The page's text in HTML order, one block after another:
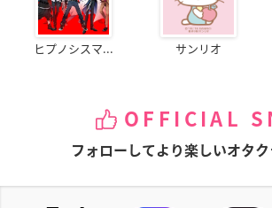
ヒプノシスマ... サンリオ
OFFICIAL
フォローしてより楽しいオタク